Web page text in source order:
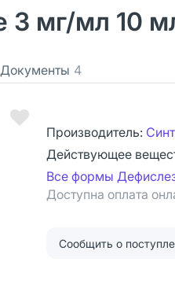
3 мг/мл 10
Документы 4
Производитель:
Действующее
Все формы
Доступна оплата
Сообщить о